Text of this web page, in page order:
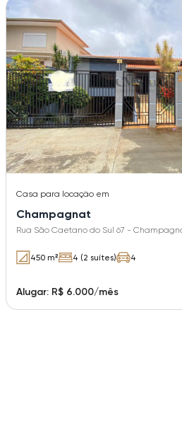
Casa para locação em
Champagnat
Rua São Caetano do Sul 67 -
450 m² 4 (2 suítes) 4
Alugar: R$ 6.000/mês